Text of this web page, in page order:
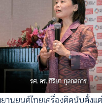
รศ. ดร. กิริยา กุลกลการ
านยนต์ไทยเครื่องติดนับตั้ง